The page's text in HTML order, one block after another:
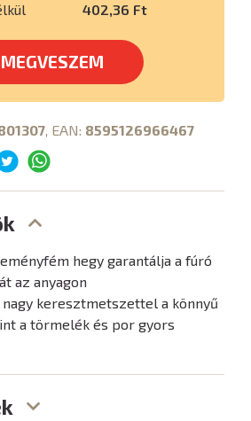
402,36 Ft
MEGVESZEM
, EAN: 8595126966467
hegy garantálja a fúró
az anyagon
keresztmetszettel a könnyű
a törmelék és por gyors